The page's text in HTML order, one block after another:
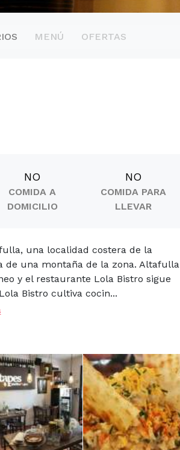
MENÚ OFERTAS
NO
COMIDA A
DOMICILIO
NO
COMIDA PARA
LLEVAR
una localidad costera de la
de una montaña de la zona. Altafulla
y el restaurante Lola Bistro sigue
Bistro cultiva cocin...